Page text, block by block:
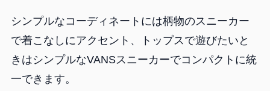
シンプルなコーディネートには柄物のスニーカー
で着こなしにアクセント、トップスで遊びたいと
きはシンプルなVANSスニーカーでコンパクトに統
一できます。